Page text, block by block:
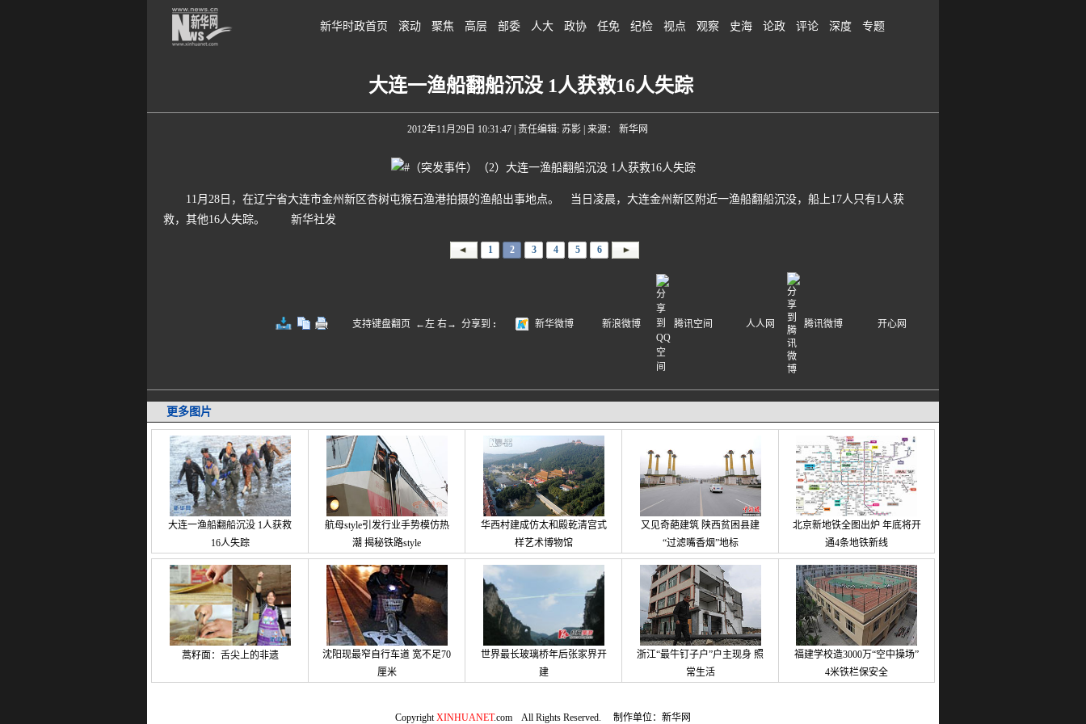
新华时政首页 滚动 聚焦 高层 部委 人大 政协 任免 纪检 视点 观察 史海 论政 评论 深度 专题
大连一渔船翻船沉没 1人获救16人失踪
2012年11月29日 10:31:47| 责任编辑: 苏影 | 来源： 新华网
11月28日，在辽宁省大连市金州新区杏树屯猴石渔港拍摄的渔船出事地点。 当日凌晨，大连金州新区附近一渔船翻船沉没，船上17人只有1人获
救，其他16人失踪。 新华社发
1 2 3 4 5 6
支持键盘翻页 ←左 右→ 分享到 : 新华微博 新浪微博 腾讯空间 人人网 腾讯微博 开心网
更多图片
大连一渔船翻船沉没 1人获救
16人失踪
航母style引发行业手势模仿热
潮 揭秘铁路style
华西村建成仿太和殿乾清宫式
样艺术博物馆
又见奇葩建筑 陕西贫困县建
“过滤嘴香烟”地标
北京新地铁全图出炉 年底将开
通4条地铁新线
蒿籽面：舌尖上的非遗
沈阳现最窄自行车道 宽不足70
厘米
世界最长玻璃桥年后张家界开
建
浙江“最牛钉子户”户主现身 照
常生活
福建学校造3000万“空中操场”
4米铁栏保安全
CopyrightXINHUANET.com All Rights Reserved. 制作单位：新华网